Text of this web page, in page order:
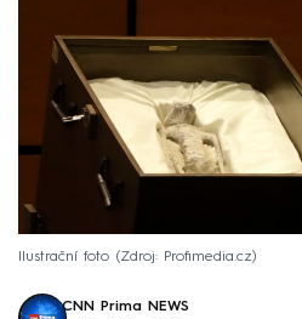
Ilustrační foto Zdroj: Profimedia.cz
CNN Prima NEWS